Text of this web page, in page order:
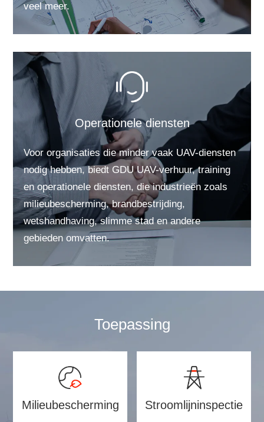
veel meer.
Operationele diensten
Voor organisaties die minder vaak UAV-diensten
nodig hebben, biedt GDU UAV-verhuur, training
en operationele diensten, die industrieën zoals
milieubescherming, brandbestrijding,
wetshandhaving, slimme stad en andere
gebieden omvatten.
Toepassing
Milieubescherming Stroomlijninspectie